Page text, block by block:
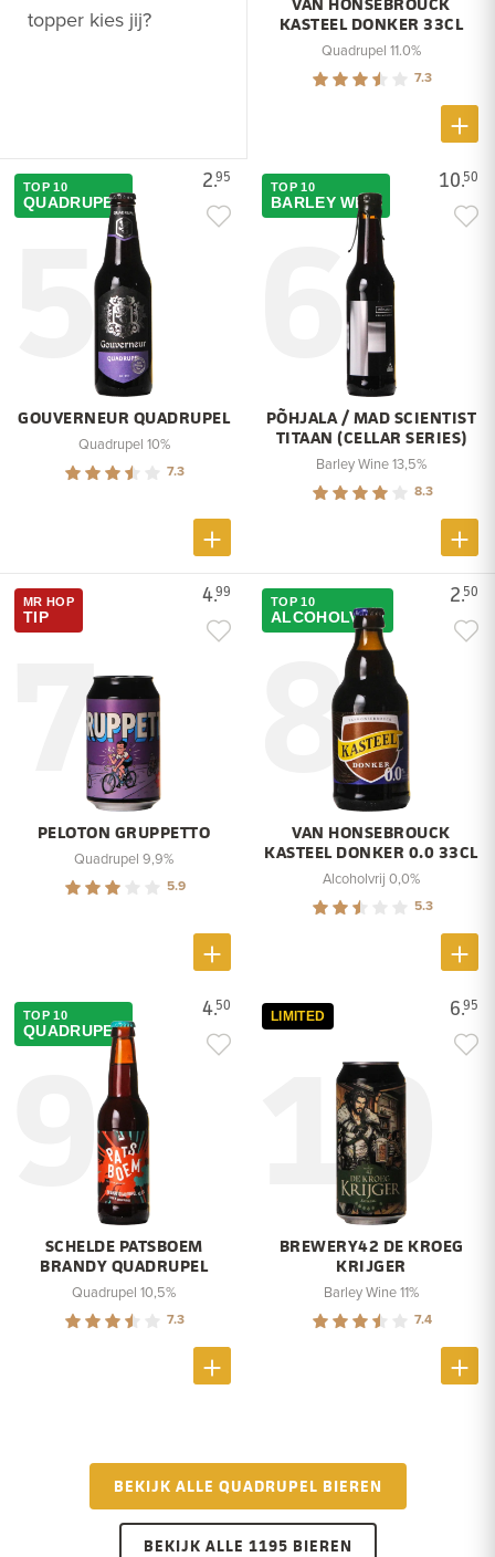
topper kies jij?
KASTEEL DONKER 33CL
Quadrupel 11.0%
7.3
5
2.95
TOP 10
QUADRUPEL
GOUVERNEUR QUADRUPEL
Quadrupel 10%
7.3
6
10.50
TOP 10
BARLEY WINE
PÕHJALA / MAD SCIENTIST
TITAAN (CELLAR SERIES)
Barley Wine 13,5%
8.3
7
4.99
MR HOP
TIP
PELOTON GRUPPETTO
Quadrupel 9,9%
5.9
8
2.50
TOP 10
ALCOHOLVRIJ
VAN HONSEBROUCK
KASTEEL DONKER 0.0 33CL
Alcoholvrij 0,0%
5.3
9
4.50
TOP 10
QUADRUPEL
SCHELDE PATSBOEM
BRANDY QUADRUPEL
Quadrupel 10,5%
7.3
10
6.95
LIMITED
BREWERY42 DE KROEG
KRIJGER
Barley Wine 11%
7.4
BEKIJK ALLE QUADRUPEL BIEREN
BEKIJK ALLE 1195 BIEREN